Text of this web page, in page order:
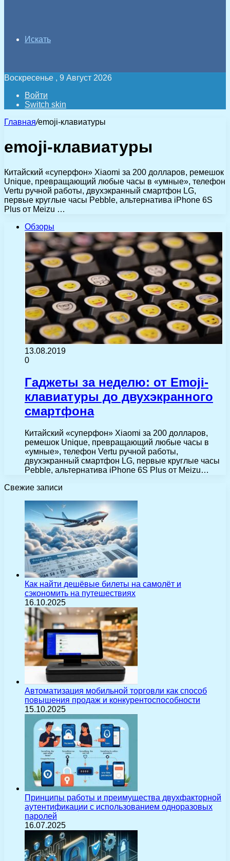
Искать
Воскресенье , 9 Август 2026
Войти
Switch skin
Главная/emoji-клавиатуры
emoji-клавиатуры
Китайский «суперфон» Xiaomi за 200 долларов, ремешок
Unique, превращающий любые часы в «умные», телефон
Vertu ручной работы, двухэкранный смартфон LG,
первые круглые часы Pebble, альтернатива iPhone 6S
Plus от Meizu …
Обзоры
13.08.2019
0
Гаджеты за неделю: от Emoji-
клавиатуры до двухэкранного
смартфона
Китайский «суперфон» Xiaomi за 200 долларов,
ремешок Unique, превращающий любые часы в
«умные», телефон Vertu ручной работы,
двухэкранный смартфон LG, первые круглые часы
Pebble, альтернатива iPhone 6S Plus от Meizu…
Свежие записи
Как найти дешёвые билеты на самолёт и
сэкономить на путешествиях
16.10.2025
Автоматизация мобильной торговли как способ
повышения продаж и конкурентоспособности
15.10.2025
Принципы работы и преимущества двухфакторной
аутентификации с использованием одноразовых
паролей
16.07.2025